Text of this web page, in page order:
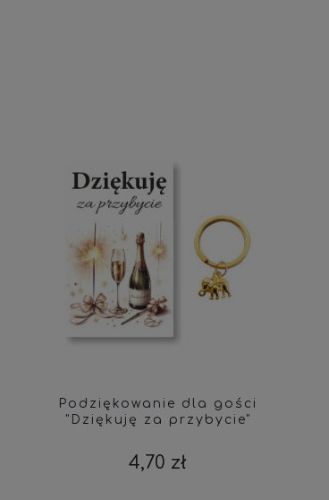
Podziękowanie dla gości
"Dziękuję za przybycie"
4,70 zł